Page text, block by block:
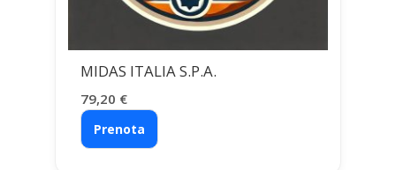
MIDAS ITALIA S.P.A.
79,20 €
Prenota